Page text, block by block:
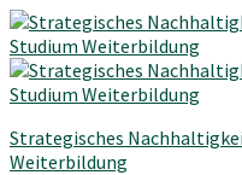
Strategisches
Weiterbildung